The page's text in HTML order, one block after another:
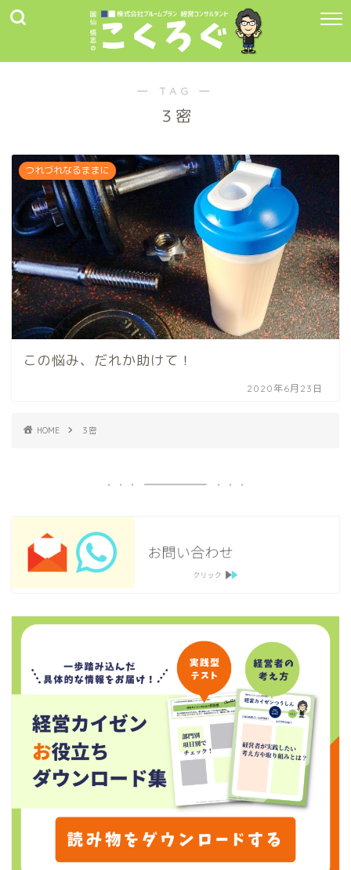
― TAG ―
３密
つれづれなるままに
この悩み、だれか助けて！
2020年6月23日
HOME ３密